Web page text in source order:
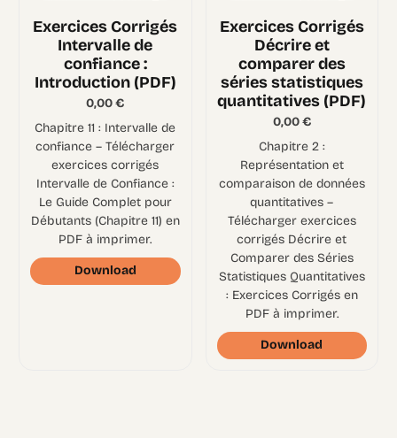
Exercices Corrigés
Intervalle de
confiance :
Introduction (PDF)
0,00€
Chapitre 11 : Intervalle de
confiance – Télécharger
exercices corrigés
Intervalle de Confiance :
Le Guide Complet pour
Débutants (Chapitre 11) en
PDF à imprimer.
Download
Exercices Corrigés
Décrire et
comparer des
séries statistiques
quantitatives (PDF)
0,00€
Chapitre 2 :
Représentation et
comparaison de données
quantitatives –
Télécharger exercices
corrigés Décrire et
Comparer des Séries
Statistiques Quantitatives
: Exercices Corrigés en
PDF à imprimer.
Download